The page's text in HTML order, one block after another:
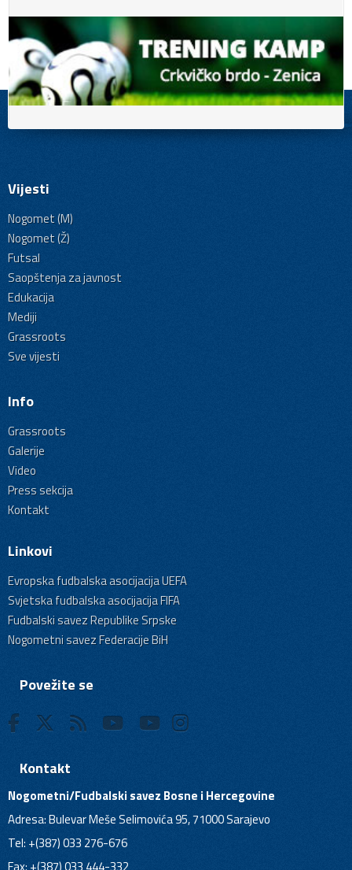
Vijesti
Nogomet (M)
Nogomet (Ž)
Futsal
Saopštenja za javnost
Edukacija
Mediji
Grassroots
Sve vijesti
Info
Grassroots
Galerije
Video
Press sekcija
Kontakt
Linkovi
Evropska fudbalska asocijacija UEFA
Svjetska fudbalska asocijacija FIFA
Fudbalski savez Republike Srpske
Nogometni savez Federacije BiH
Povežite se
Kontakt
Nogometni/Fudbalski savez Bosne i Hercegovine
Adresa: Bulevar Meše Selimovića 95, 71000 Sarajevo
Tel: +(387) 033 276-676